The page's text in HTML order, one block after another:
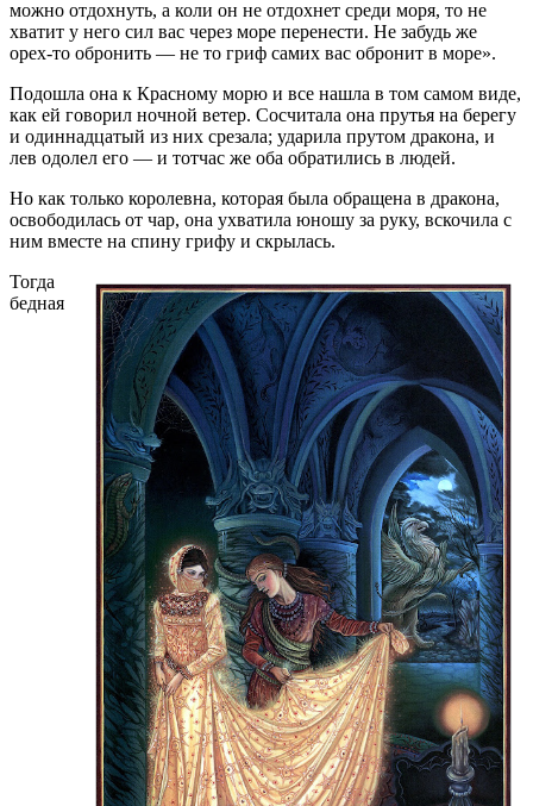
можно отдохнуть, а коли он не отдохнет среди моря, то не
хватит у него сил вас через море перенести. Не забудь же
орех-то обронить — не то гриф самих вас обронит в море».
Подошла она к Красному морю и все нашла в том самом виде,
как ей говорил ночной ветер. Сосчитала она прутья на берегу
и одиннадцатый из них срезала; ударила прутом дракона, и
лев одолел его — и тотчас же оба обратились в людей.
Но как только королевна, которая была обращена в дракона,
освободилась от чар, она ухватила юношу за руку, вскочила с
ним вместе на спину грифу и скрылась.
Тогда
бедная